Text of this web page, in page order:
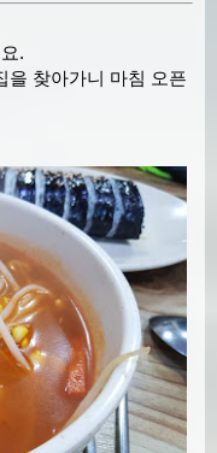
.
을 찾아가니 마침 오픈